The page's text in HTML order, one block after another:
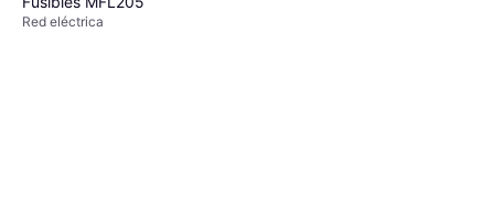
Red eléctrica